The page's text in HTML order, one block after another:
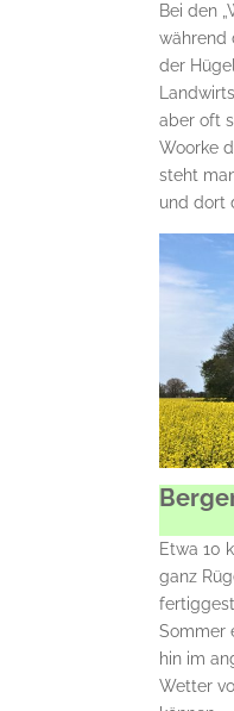
Bei den
während
der
aber oft
Woorke
steht
und dort
Etwa 10
ganz
Sommer
hin im
Wetter